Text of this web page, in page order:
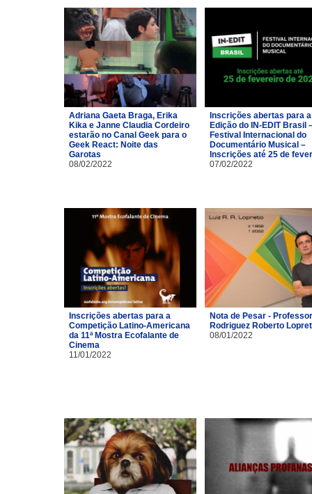
Adriana Gaeta Braga, Erika
Kika e Janne Claudia Cordeiro
estarão no Canal Geek para o
Geek React: Noite das
Garotas
08/02/2022
Inscrições abertas para a
Edição do IN-EDIT Brasil
Festival Internacional do
Documentário Musical –
Inscrições até 25 de
07/02/2022
Inscrições abertas para a
Competição Latino-Americana
da 11ª Mostra Ecofalante de
Cinema
11/01/2022
Nota de Pesar -
Rodriguez Roberto
08/01/2022